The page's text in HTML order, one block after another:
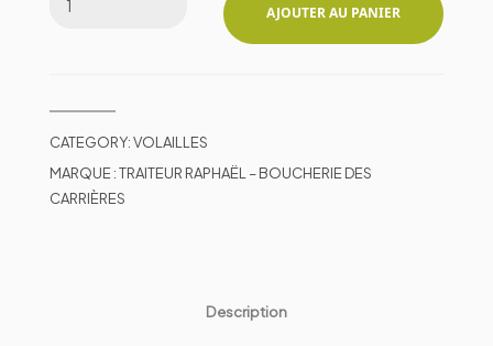
AJOUTER AU PANIER
CATEGORY:VOLAILLES
MARQUE :TRAITEUR RAPHAËL – BOUCHERIE DES
CARRIÈRES
Description